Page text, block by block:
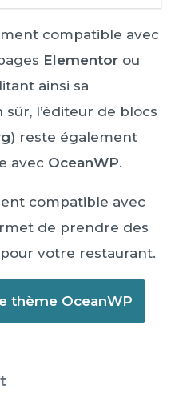
compatible avec
Elementorou
ainsi sa
l’éditeur de blocs
) reste également
avec OceanWP.
compatible avec
de prendre des
votre restaurant.
thème OceanWP